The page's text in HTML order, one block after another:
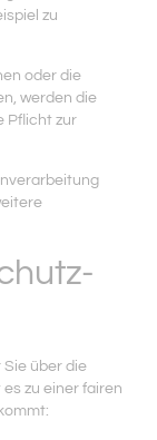
zu
oder die
werden die
Pflicht zur
Sie über die
zu einer fairen